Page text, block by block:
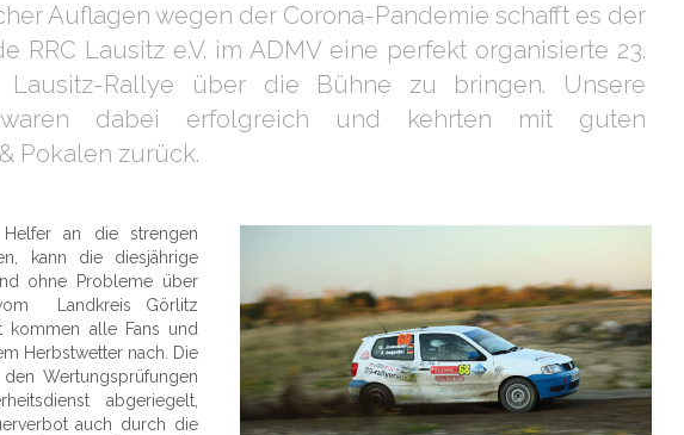
Auflagen wegen der Corona-Pandemie schafft es der
RRC Lausitz e.V. im ADMV eine perfekt organisierte 23.
Rallye über die Bühne zu bringen. Unsere
waren dabei erfolgreich und kehrten mit guten
Pokalen zurück.
an die strengen
kann die diesjährige
ohne Probleme über
Landkreis Görlitz
kommen alle Fans und
Herbstwetter nach. Die
Wertungsprüfungen
abgeriegelt,
auch durch die